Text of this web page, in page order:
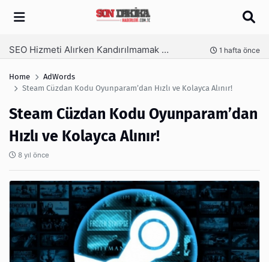
Arama
SEO Hizmeti Alırken Kandırılmamak İçin Bilinmesi Gerekenler 1 hafta önce
Home
AdWords
Steam Cüzdan Kodu Oyunparam’dan Hızlı ve Kolayca Alınır!
Steam Cüzdan Kodu Oyunparam’dan
Hızlı ve Kolayca Alınır!
8 yıl önce